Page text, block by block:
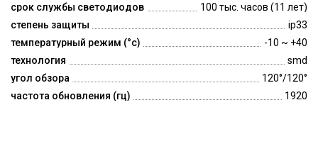
срок службы светодиодов
100 тыс. часов (11 лет)
степень защиты
ip33
температурный режим (°c)
-10 ~ +40
технология
smd
угол обзора
120°/120°
частота обновления (гц)
1920